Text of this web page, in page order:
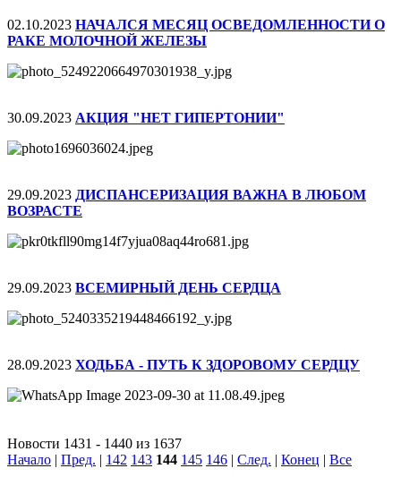
02.10.2023 НАЧАЛСЯ МЕСЯЦ ОСВЕДОМЛЕННОСТИ О
РАКЕ МОЛОЧНОЙ ЖЕЛЕЗЫ
30.09.2023 АКЦИЯ "НЕТ ГИПЕРТОНИИ"
29.09.2023 ДИСПАНСЕРИЗАЦИЯ ВАЖНА В ЛЮБОМ
ВОЗРАСТЕ
29.09.2023 ВСЕМИРНЫЙ ДЕНЬ СЕРДЦА
28.09.2023 ХОДЬБА - ПУТЬ К ЗДОРОВОМУ СЕРДЦУ
Новости 1431 - 1440 из 1637
Начало
Пред. 142 143 144 145 146 След. Конец Все